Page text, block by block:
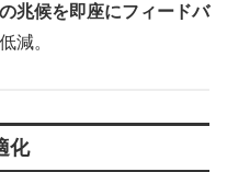
兆候を即座にフィードバ
減。
化